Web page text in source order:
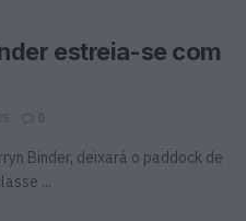
estreia-se com
0
Binder, deixará o paddock de
...